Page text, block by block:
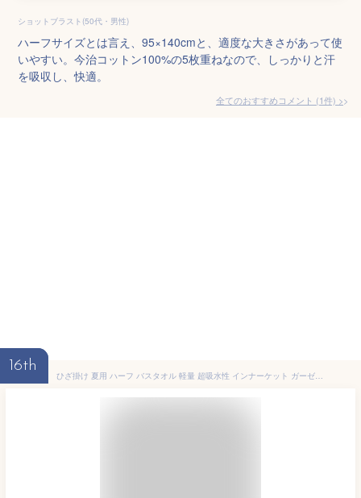
ショットブラスト(50代・男性)
ハーフサイズとは言え、95×140cmと、適度な大きさがあって使
いやすい。今治コットン100%の5枚重ねなので、しっかりと汗
を吸収し、快適。
全てのおすすめコメント (1件) >
16th
ひざ掛け 夏用 ハーフ バスタオル 軽量 超吸水性 インナーケット ガーゼケット 6重織り バスタオル 何度も洗える 110*110 肌かけふとん キルトケット リバーシブル カラー 鯨柄 夏布団 棉100% 抗菌 軽いケット エアーケット 冷房対策